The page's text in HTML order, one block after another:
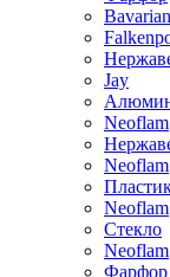
Jay
Neoflam
Neoflam
Neoflam
Стекло
Neoflam
Фарфор